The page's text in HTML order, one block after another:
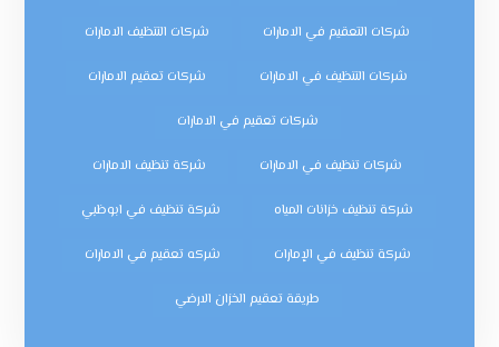
شركات التعقيم في الامارات شركات التنظيف الامارات
شركات التنظيف في الامارات شركات تعقيم الامارات
شركات تعقيم في الامارات
شركات تنظيف في الامارات شركة تنظيف الامارات
شركة تنظيف خزانات المياه شركة تنظيف في ابوظبي
شركة تنظيف في الإمارات شركه تعقيم في الامارات
طريقة تعقيم الخزان الارضي